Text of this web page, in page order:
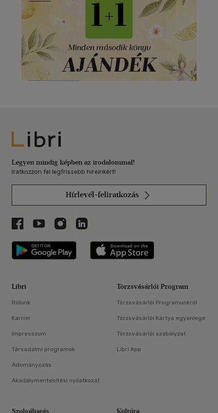
Libri
Legyen mindig képben az irodalommal!
Iratkozzon fel legfrissebb híreinkért!
Hírlevél-feliratkozás
Libri a Facebookon
Libri a Youtube-on
Libri az Instagramon
Libri a LinkedInen
Libri applikáció Szerezd meg: Google
Libri
Rólunk
Karrier
Impresszum
Társadalmi programok
Adományozás
Akadálymentesítési nyilatkozat
Törzsvásárlói Program
Törzsvásárlói Programunkról
Törzsvásárlói Kártya egyenlege
Törzsvásárlói szabályzat
Libri App